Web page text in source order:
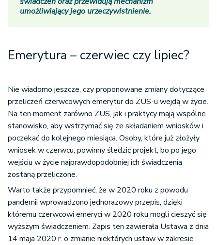
umożliwiający jego urzeczywistnienie.
Emerytura – czerwiec czy lipiec?
Nie wiadomo jeszcze, czy proponowane zmiany dotyczące
przeliczeń czerwcowych emerytur do ZUS-u wejdą w życie.
Na ten moment zarówno ZUS, jak i praktycy mają wspólne
stanowisko, aby wstrzymać się ze składaniem wniosków i
poczekać do kolejnego miesiąca. Osoby, które już złożyły
wniosek w czerwcu, powinny śledzić projekt, bo po jego
wejściu w życie najprawdopodobniej ich świadczenia
zostaną przeliczone.
Warto także przypomnieć, że w 2020 roku z powodu
pandemii wprowadzono jednorazowy przepis, dzięki
któremu czerwcowi emeryci w 2020 roku mogli cieszyć się
wyższym świadczeniem. Zapis ten zawierała Ustawa z dnia
14 maja 2020 r. o zmianie niektórych ustaw w zakresie